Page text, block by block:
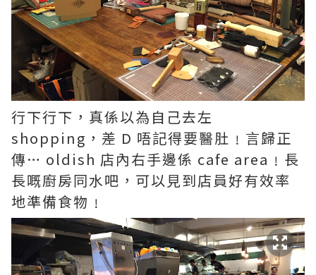
行下行下，真係以為自己去左
shopping，差 D 唔記得要醫肚﹗言歸正
傳… oldish 店內右手邊係 cafe area﹗長
長嘅廚房同水吧，可以見到店員好有效率
地準備食物﹗